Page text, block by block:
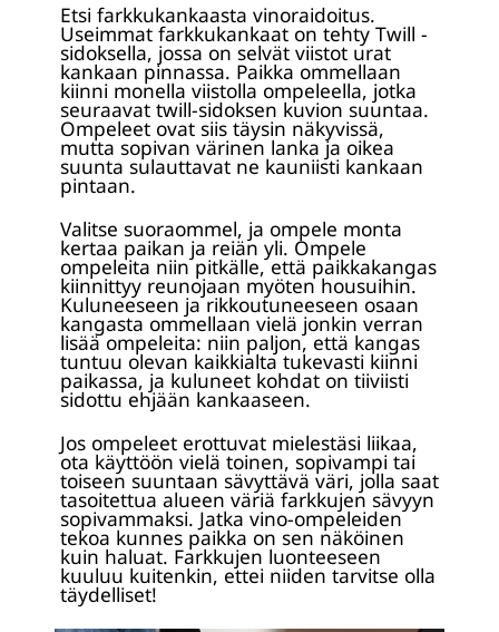
Etsi farkkukankaasta vinoraidoitus.
Useimmat farkkukankaat on tehty Twill -
sidoksella, jossa on selvät viistot urat
kankaan pinnassa. Paikka ommellaan
kiinni monella viistolla ompeleella, jotka
seuraavat twill-sidoksen kuvion suuntaa.
Ompeleet ovat siis täysin näkyvissä,
mutta sopivan värinen lanka ja oikea
suunta sulauttavat ne kauniisti kankaan
pintaan.
Valitse suoraommel, ja ompele monta
kertaa paikan ja reiän yli. Ompele
ompeleita niin pitkälle, että paikkakangas
kiinnittyy reunojaan myöten housuihin.
Kuluneeseen ja rikkoutuneeseen osaan
kangasta ommellaan vielä jonkin verran
lisää ompeleita: niin paljon, että kangas
tuntuu olevan kaikkialta tukevasti kiinni
paikassa, ja kuluneet kohdat on tiiviisti
sidottu ehjään kankaaseen.
Jos ompeleet erottuvat mielestäsi liikaa,
ota käyttöön vielä toinen, sopivampi tai
toiseen suuntaan sävyttävä väri, jolla saat
tasoitettua alueen väriä farkkujen sävyyn
sopivammaksi. Jatka vino-ompeleiden
tekoa kunnes paikka on sen näköinen
kuin haluat. Farkkujen luonteeseen
kuuluu kuitenkin, ettei niiden tarvitse olla
täydelliset!